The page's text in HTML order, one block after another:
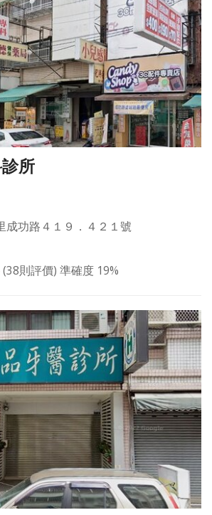
所
成功路４１９．４２１號
(38則評價) 準確度 19%